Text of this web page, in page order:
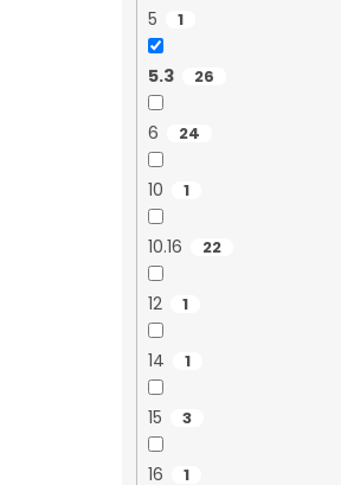
5 1
5.3 26
6 24
10 1
10.16 22
12 1
14 1
15 3
16 1